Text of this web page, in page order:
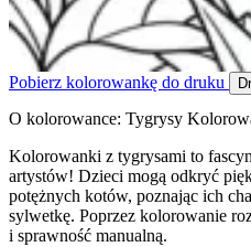
Pobierz kolorowankę do druku
O kolorowance: Tygrysy
Kolorowanki z tygrysami to
artystów! Dzieci mogą odkryć
potężnych kotów, poznając ich
sylwetkę. Poprzez kolorowanie
i sprawność manualną.